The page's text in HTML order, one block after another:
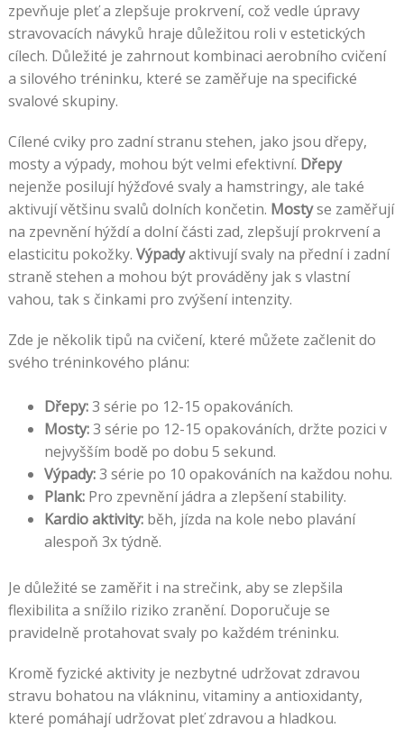
zpevňuje pleť a zlepšuje prokrvení, což vedle úpravy
stravovacích návyků hraje důležitou roli v estetických
cílech. Důležité je zahrnout kombinaci aerobního cvičení
a silového tréninku, které se zaměřuje na specifické
svalové skupiny.
Cílené cviky pro zadní stranu stehen, jako jsou dřepy,
mosty a výpady, mohou být velmi efektivní. Dřepy
nejenže posilují hýžďové svaly a hamstringy, ale také
aktivují většinu svalů dolních končetin. Mostyse zaměřují
na zpevnění hýždí a dolní části zad, zlepšují prokrvení a
elasticitu pokožky. Výpadyaktivují svaly na přední i zadní
straně stehen a mohou být prováděny jak s vlastní
vahou, tak s činkami pro zvýšení intenzity.
Zde je několik tipů na cvičení, které můžete začlenit do
svého tréninkového plánu:
Dřepy:3 série po 12-15 opakováních.
Mosty:3 série po 12-15 opakováních, držte pozici v
nejvyšším bodě po dobu 5 sekund.
Výpady:3 série po 10 opakováních na každou nohu.
Plank:Pro zpevnění jádra a zlepšení stability.
Kardio aktivity:běh, jízda na kole nebo plavání
alespoň 3x týdně.
Je důležité se zaměřit i na strečink, aby se zlepšila
flexibilita a snížilo riziko zranění. Doporučuje se
pravidelně protahovat svaly po každém tréninku.
Kromě fyzické aktivity je nezbytné udržovat zdravou
stravu bohatou na vlákninu, vitaminy a antioxidanty,
které pomáhají udržovat pleť zdravou a hladkou.